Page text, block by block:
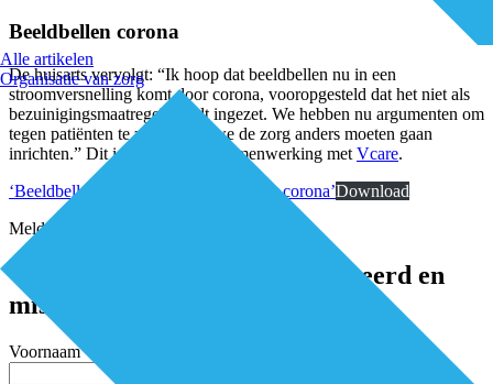
Alle artikelen
Organisatie van zorg
Beeldbellen corona
De huisarts vervolgt: “Ik hoop dat beeldbellen nu in een
stroomversnelling komt door corona, vooropgesteld dat het niet als
bezuinigingsmaatregel wordt ingezet. We hebben nu argumenten om
tegen patiënten te zeggen dat we de zorg anders moeten gaan
inrichten.” Dit is een artikel in samenwerking met Vcare.
‘Beeldbellen in stroomversnelling door corona’Download
Meld je aan voor de nieuwsbrief
Word elke twee weken geïnspireerd en
mis niets
Voornaam